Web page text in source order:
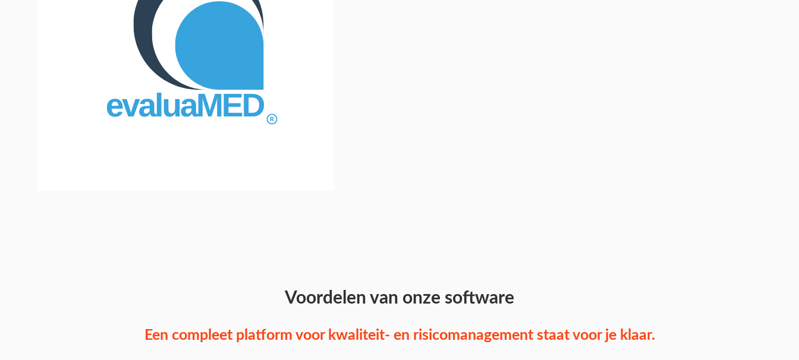
Voordelen van onze software
Een compleet platform voor kwaliteit- en risicomanagement staat voor je klaar.